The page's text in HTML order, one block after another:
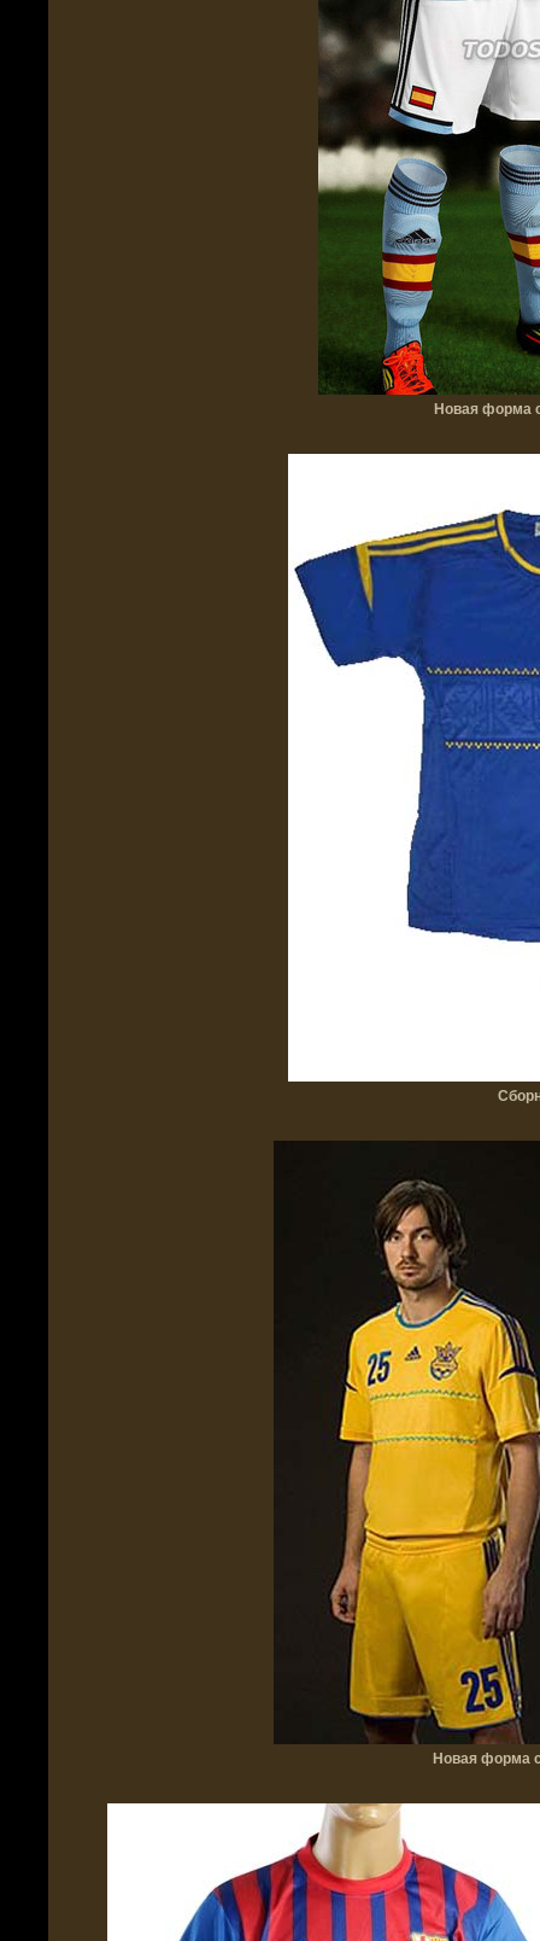
Новая форма
Новая форма